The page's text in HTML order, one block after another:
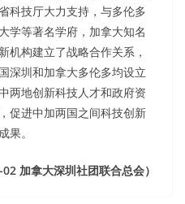
科技厅大力支持，与多伦多
学等著名学府，加拿大知名
机构建立了战略合作关系，
深圳和加拿大多伦多均设立
两地创新科技人才和政府资
促进中加两国之间科技创新
果。
02 加拿大深圳社团联合总会）